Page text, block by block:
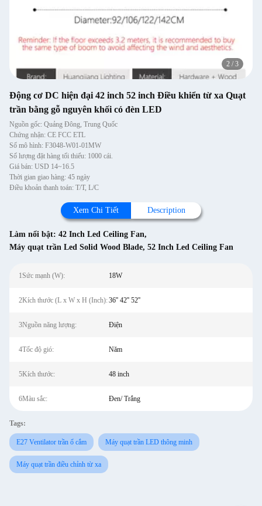
2 / 3
Động cơ DC hiện đại 42 inch 52 inch Điều khiển từ xa Quạt
trần bằng gỗ nguyên khối có đèn LED
Nguồn gốc: Quảng Đông, Trung Quốc
Chứng nhận: CE FCC ETL
Số mô hình: F3048-W01-01MW
Số lượng đặt hàng tối thiểu: 1000 cái.
Giá bán: USD 14~16.5
Thời gian giao hàng: 45 ngày
Điều khoản thanh toán: T/T, L/C
Xem Chi Tiết Description
Làm nổi bật: 42 Inch Led Ceiling Fan,
Máy quạt trần Led Solid Wood Blade, 52 Inch Led Ceiling Fan
1Sức mạnh (W): 18W
2Kích thước (L x W x H (Inch):36'' 42'' 52''
3Nguồn năng lượng: Điện
4Tốc độ gió: Năm
5Kích thước: 48 inch
6Màu sắc: Đen/ Trắng
Tags:
E27 Ventilator trần ổ cắm Máy quạt trần LED thông minh
Máy quạt trần điều chỉnh từ xa